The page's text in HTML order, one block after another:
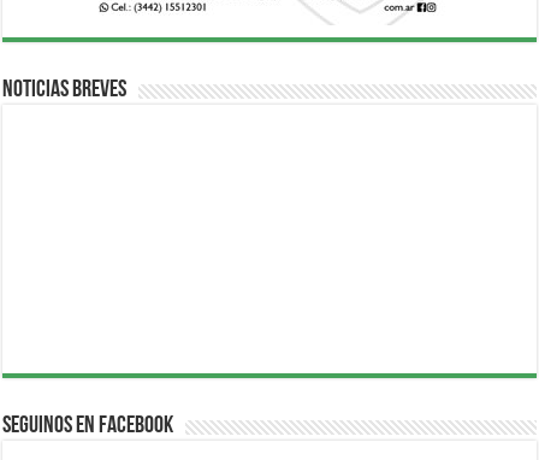
Noticias breves
Seguinos en Facebook